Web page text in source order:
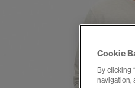
Cookie
By clicking
navigation,